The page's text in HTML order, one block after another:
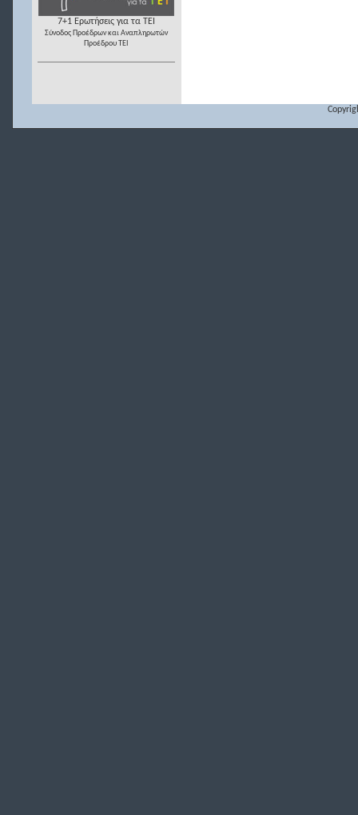
7+1 Ερωτήσεις για τα ΤΕΙ
Σύνοδος Προέδρων και Αναπληρωτών
Προέδρου ΤΕΙ